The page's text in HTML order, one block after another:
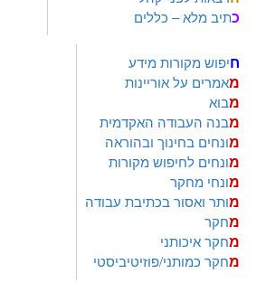
כתיב מלא – כללים
חיפוש מקורות מידע
מאמרים על אוריינות
מבוא
מבנה העבודה האקדמית
מונחים בחינוך ובהוראה
מונחים לחיפוש מקורות
מונחי מחקר
מותר ואסור בכתיבת עבודה
מחקר
מחקר איכותני
מחקר כמותני/פוזיטיביסטי